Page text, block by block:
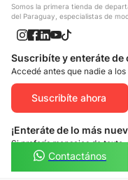
Somos la primera tienda de
del Paraguay, especialistas de
Suscribíte y enteráte
Accedé antes que nadie a
Suscribíte ahora
¡Enteráte de lo más
Si preferís mensajes de
Contactános